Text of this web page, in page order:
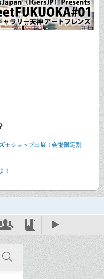
モショップ出展！会場限定割
！